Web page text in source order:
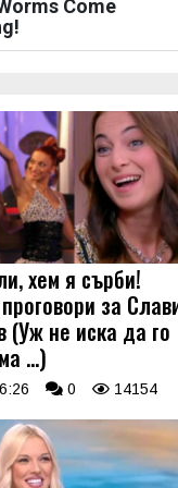
Come
хем я сърби!
за
(Уж не иска да го
…)
0 14154